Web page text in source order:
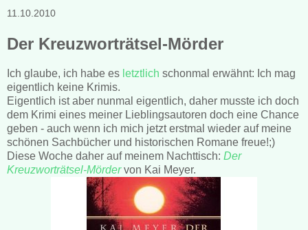
11.10.2010
Der Kreuzworträtsel-Mörder
Ich glaube, ich habe es letztlich schonmal erwähnt: Ich mag
eigentlich keine Krimis.
Eigentlich ist aber nunmal eigentlich, daher musste ich doch
dem Krimi eines meiner Lieblingsautoren doch eine Chance
geben - auch wenn ich mich jetzt erstmal wieder auf meine
schönen Sachbücher und historischen Romane freue!;)
Diese Woche daher auf meinem Nachttisch: Der
Kreuzworträtsel-Mördervon Kai Meyer.